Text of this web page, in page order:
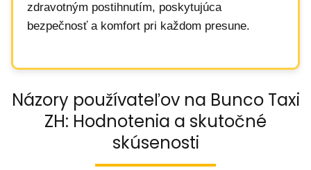
zdravotným postihnutím, poskytujúca
bezpečnosť a komfort pri každom presune.
Názory používateľov na Bunco Taxi
ZH: Hodnotenia a skutočné
skúsenosti